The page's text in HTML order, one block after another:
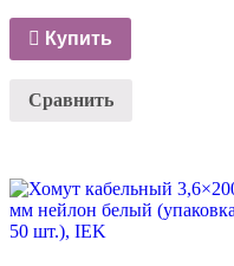
Купить
Сравнить